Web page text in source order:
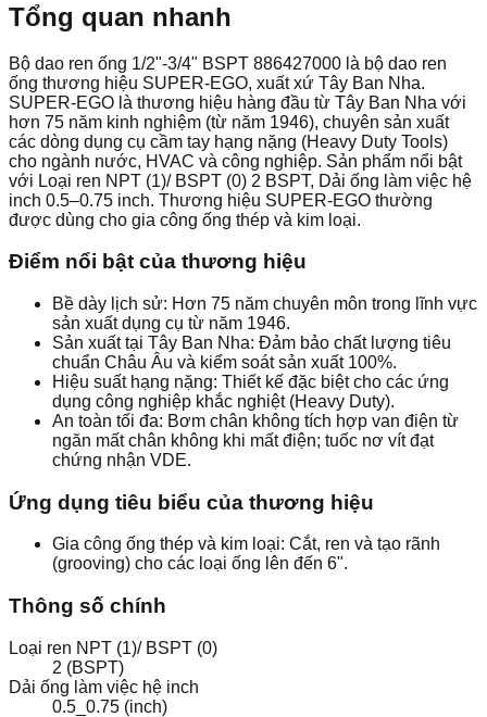
Tổng quan nhanh
Bộ dao ren ống 1/2"-3/4" BSPT 886427000 là bộ dao ren
ống thương hiệu SUPER-EGO, xuất xứ Tây Ban Nha.
SUPER-EGO là thương hiệu hàng đầu từ Tây Ban Nha với
hơn 75 năm kinh nghiệm (từ năm 1946), chuyên sản xuất
các dòng dụng cụ cầm tay hạng nặng (Heavy Duty Tools)
cho ngành nước, HVAC và công nghiệp. Sản phẩm nổi bật
với Loại ren NPT (1)/ BSPT (0) 2 BSPT, Dải ống làm việc hệ
inch 0.5–0.75 inch. Thương hiệu SUPER-EGO thường
được dùng cho gia công ống thép và kim loại.
Điểm nổi bật của thương hiệu
Bề dày lịch sử: Hơn 75 năm chuyên môn trong lĩnh vực
sản xuất dụng cụ từ năm 1946.
Sản xuất tại Tây Ban Nha: Đảm bảo chất lượng tiêu
chuẩn Châu Âu và kiểm soát sản xuất 100%.
Hiệu suất hạng nặng: Thiết kế đặc biệt cho các ứng
dụng công nghiệp khắc nghiệt (Heavy Duty).
An toàn tối đa: Bơm chân không tích hợp van điện từ
ngăn mất chân không khi mất điện; tuốc nơ vít đạt
chứng nhận VDE.
Ứng dụng tiêu biểu của thương hiệu
Gia công ống thép và kim loại: Cắt, ren và tạo rãnh
(grooving) cho các loại ống lên đến 6".
Thông số chính
Loại ren NPT (1)/ BSPT (0)
2 (BSPT)
Dải ống làm việc hệ inch
0.5_0.75 (inch)